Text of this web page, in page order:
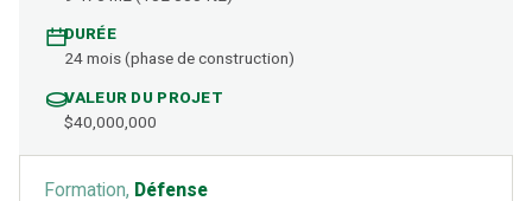
DURÉE
24 mois (phase de construction)
VALEUR DU PROJET
$40,000,000
Formation, Défense